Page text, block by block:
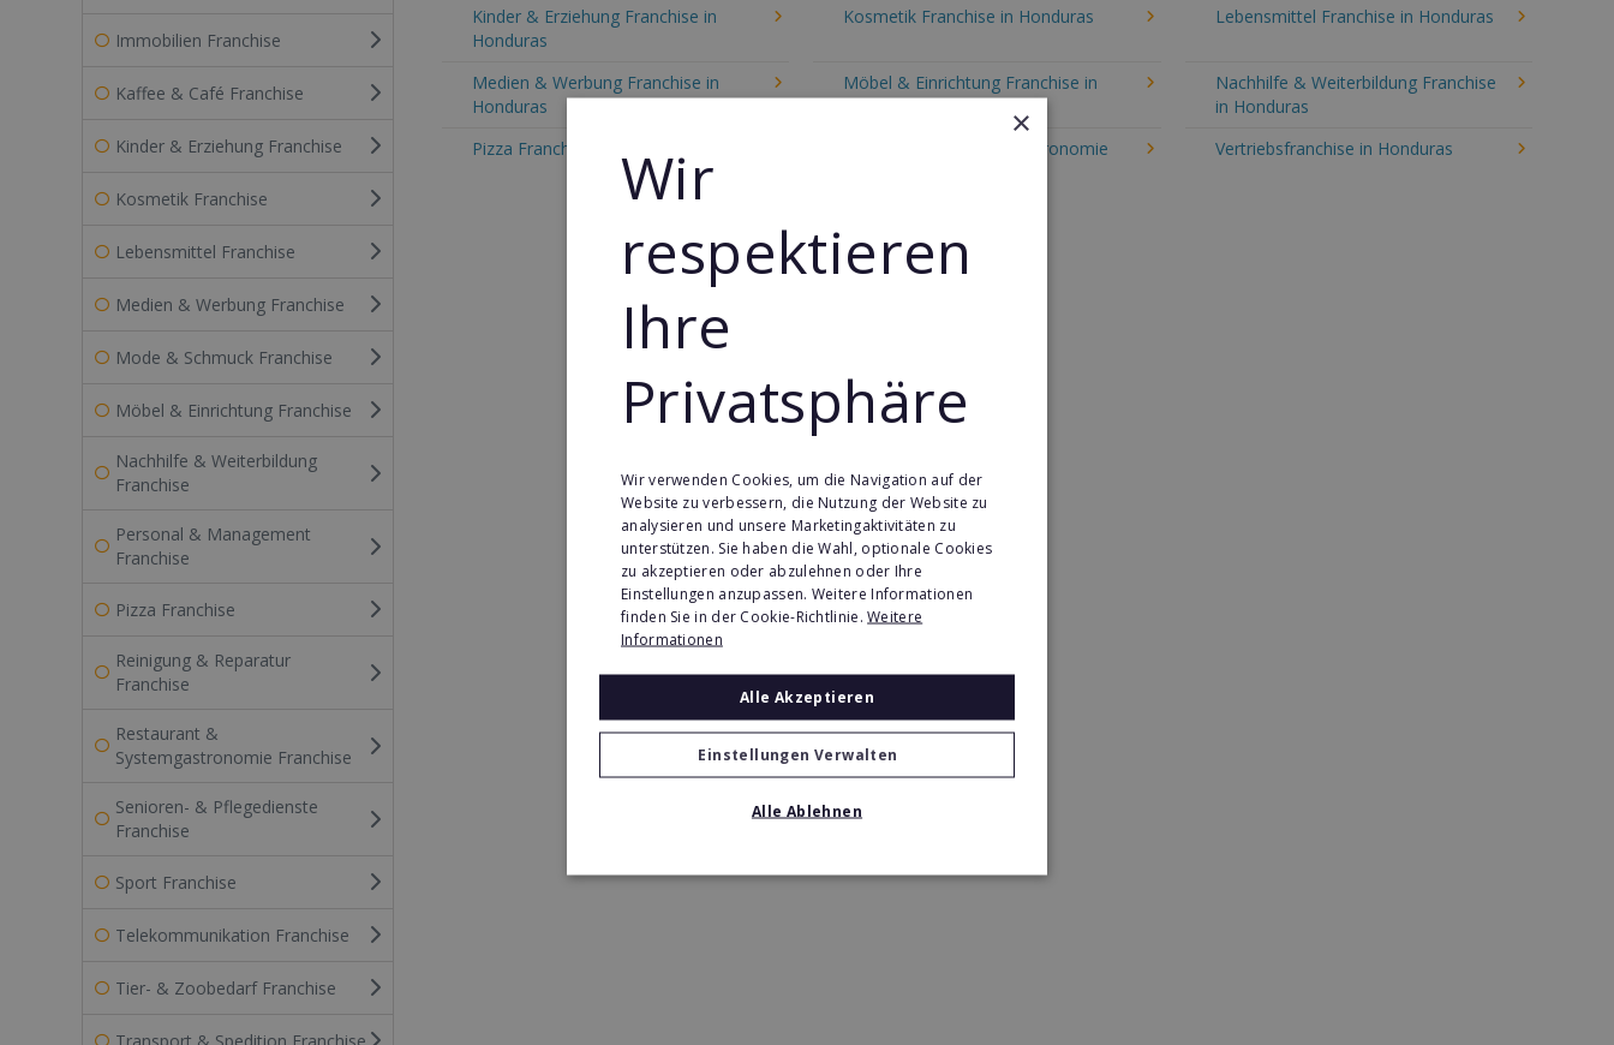
Immobilien Franchise
Kaffee & Café Franchise
Kinder & Erziehung Franchise
Kosmetik Franchise
Lebensmittel Franchise
Medien & Werbung Franchise
Mode & Schmuck Franchise
Möbel & Einrichtung Franchise
Nachhilfe & Weiterbildung
Franchise
Personal & Management
Franchise
Pizza Franchise
Reinigung & Reparatur
Franchise
Restaurant &
Systemgastronomie Franchise
Senioren- & Pflegedienste
Franchise
Sport Franchise
Telekommunikation Franchise
Tier- & Zoobedarf Franchise
Transport & Spedition Franchise
Kinder & Erziehung Franchise in
Honduras
Kosmetik Franchise in Honduras Lebensmittel Franchise in Honduras
Medien & Werbung Franchise in
Honduras
Möbel & Einrichtung Franchise in
Honduras
Nachhilfe & Weiterbildung Franchise
in Honduras
Pizza Franchise in Honduras
Restaurant & Systemgastronomie
Vertriebsfranchise in Honduras
×
Wir
respektieren
Ihre
Privatsphäre
Wir verwenden Cookies, um die Navigation auf der
Website zu verbessern, die Nutzung der Website zu
analysieren und unsere Marketingaktivitäten zu
unterstützen. Sie haben die Wahl, optionale Cookies
zu akzeptieren oder abzulehnen oder Ihre
Einstellungen anzupassen. Weitere Informationen
finden Sie in der Cookie-Richtlinie.Weitere
Informationen
Alle Akzeptieren
Einstellungen Verwalten
Alle Ablehnen